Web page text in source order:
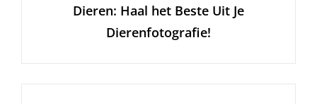
Dieren: Haal het Beste Uit Je
Dierenfotografie!